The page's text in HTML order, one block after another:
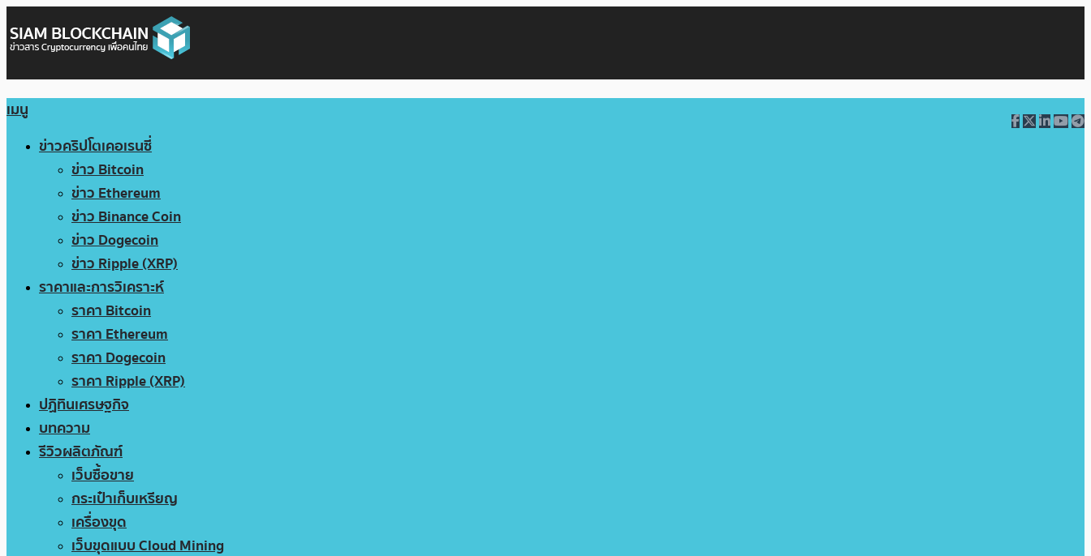
เมนู
ข่าวคริปโตเคอเรนซี่
ข่าว Bitcoin
ข่าว Ethereum
ข่าว Binance Coin
ข่าว Dogecoin
ข่าว Ripple (XRP)
ราคาและการวิเคราะห์
ราคา Bitcoin
ราคา Ethereum
ราคา Dogecoin
ราคา Ripple (XRP)
ปฏิทินเศรษฐกิจ
บทความ
รีวิวผลิตภัณฑ์
เว็บซื้อขาย
กระเป๋าเก็บเหรียญ
เครื่องขุด
เว็บขุดแบบ Cloud Mining